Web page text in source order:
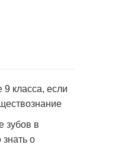
9 класса, если
зубов в
о